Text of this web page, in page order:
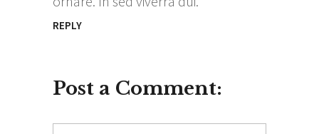
REPLY
Post a Comment: